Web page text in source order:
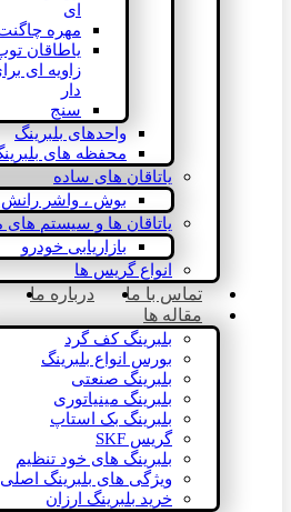
ای
مهره
یاطاقان
زاویه ای
دار
سنج
واحدهای بلبرینگ
محفظه های
یاتاقان های ساده
بوش ، واشر رانش
یاتاقان ها و سیستم
بازاریابی خودرو
انواع گریس ها
تماس با ما درباره ما
مقاله ها
بلبرینگ کف گرد
بورس انواع بلبرینگ
بلبرینگ صنعتی
بلبرینگ مینیاتوری
بلبرینگ بک استاپ
گریس SKF
بلبرینگ های خود تنظیم
ویژگی های بلبرینگ اصلی
خرید بلبرینگ ارزان